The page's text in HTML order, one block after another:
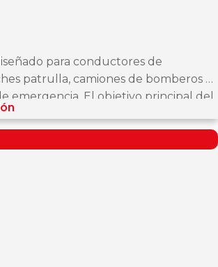
para conductores de
patrulla, camiones de bomberos y
emergencia. El objetivo principal del
a los participantes los